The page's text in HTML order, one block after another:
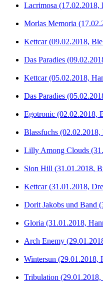
Lacrimosa (17.02.2018,
Morlas Memoria
Kettcar (09.02.2018,
Das Paradies
Kettcar (05.02.2018,
Das Paradies
Egotronic (02.02.2018,
Blassfuchs
Lilly Among Clouds
Sion Hill (31.01.2018,
Kettcar (31.01.2018,
Dorit Jakobs und Band
Gloria (31.01.2018,
Arch Enemy
Wintersun (29.01.2018,
Tribulation